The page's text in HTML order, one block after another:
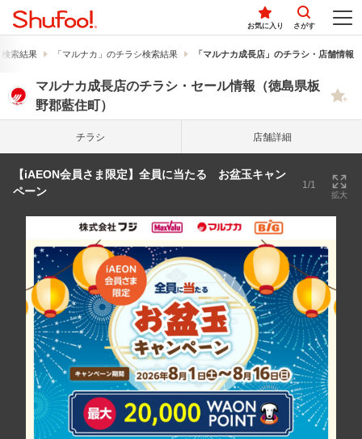
お気に入り さがす
索結果 「マルナカ」のチラシ検索結果 「マルナカ成長店」のチラシ・店舗情報
マルナカ成長店のチラシ・セール情報（徳島県板
野郡藍住町）
チラシ 店舗詳細
【iAEON会員さま限定】全員に当たる お盆玉キャン
ペーン
1/1
拡大